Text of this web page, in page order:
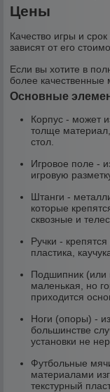
Цены
Качество игры и
зависят от его
Если вы хотите в
более качественные
Основные
Корпус - может
толще
стол.
Игровое поле -
игровую
Штанги -
которые
сквозные и
Ручки -
пластика,
Подшипник (или
маленькая, но
приходится
Ноги (опоры) -
большинстве
установки не
Футбольные
материалами
текстурный